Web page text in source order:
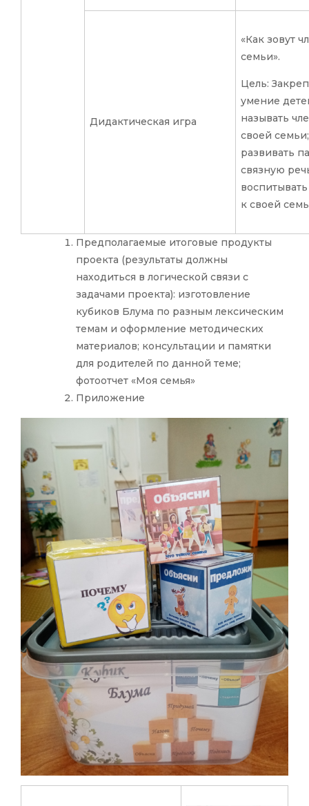
Дидактическая игра
«Как зовут
семьи».
Цель:
умение
называть
своей семьи;
развивать
связную
к своей
Предполагаемые итоговые продукты
проекта (результаты должны
находиться в логической связи с
задачами проекта): изготовление
кубиков Блума по разным лексическим
темам и оформление методических
материалов; консультации и памятки
для родителей по данной теме;
фотоотчет «Моя семья»
Приложение